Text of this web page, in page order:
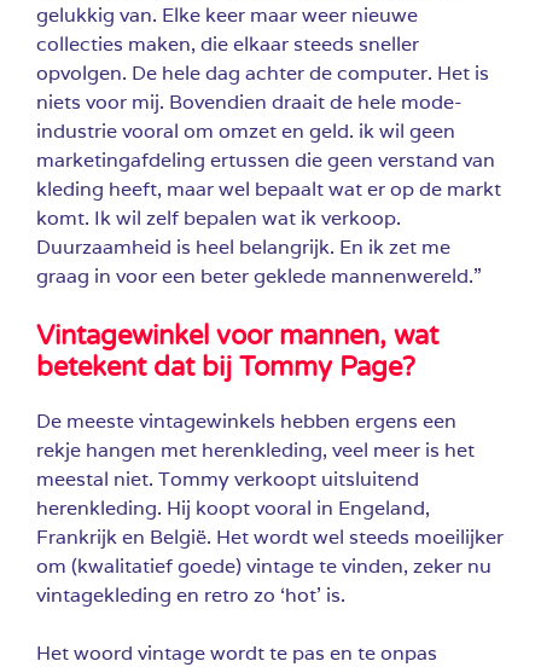
gelukkig van. Elke keer maar weer nieuwe
collecties maken, die elkaar steeds sneller
opvolgen. De hele dag achter de computer. Het is
niets voor mij. Bovendien draait de hele mode-
industrie vooral om omzet en geld. ik wil geen
marketingafdeling ertussen die geen verstand van
kleding heeft, maar wel bepaalt wat er op de markt
komt. Ik wil zelf bepalen wat ik verkoop.
Duurzaamheid is heel belangrijk. En ik zet me
graag in voor een beter geklede mannenwereld.”
Vintagewinkel voor mannen, wat
betekent dat bij Tommy Page?
De meeste vintagewinkels hebben ergens een
rekje hangen met herenkleding, veel meer is het
meestal niet. Tommy verkoopt uitsluitend
herenkleding. Hij koopt vooral in Engeland,
Frankrijk en België. Het wordt wel steeds moeilijker
om (kwalitatief goede) vintage te vinden, zeker nu
vintagekleding en retro zo ‘hot’ is.
Het woord vintage wordt te pas en te onpas